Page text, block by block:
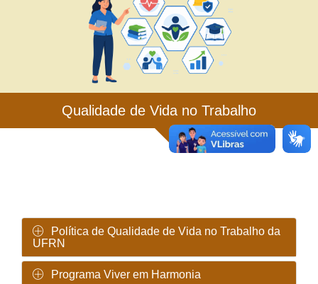
Qualidade de Vida no Trabalho
Política de Qualidade de Vida no Trabalho da
UFRN
Programa Viver em Harmonia